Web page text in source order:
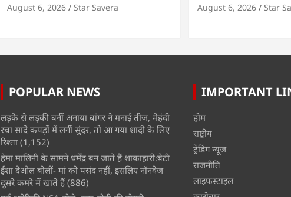
August 6, 2026 Star Savera August 6, 2026 Star
POPULAR NEWS
लड़के से लड़की बनीं अनाया बांगर ने मनाई तीज, मेहंदी
रचा सादे कपड़ों में लगीं सुंदर, तो आ गया शादी के लिए
रिश्ता (1,152)
हेमा मालिनी के सामने धर्मेंद्र बन जाते हैं शाकाहारी:बेटी
ईशा देओल बोलीं- मां को पसंद नहीं, इसलिए नॉनवेज
दूसरे कमरे में खाते हैं (886)
IMPORTANT
होम
राष्ट्रीय
ट्रेंडिंग न्यूज
राजनीति
लाइफस्टाइल